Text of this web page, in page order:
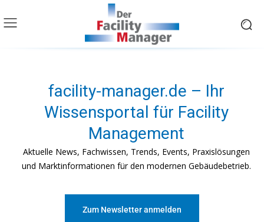
facility-manager.de – Ihr
Wissensportal für Facility
Management
Aktuelle News, Fachwissen, Trends, Events, Praxislösungen
und Marktinformationen für den modernen Gebäudebetrieb.
Zum Newsletter anmelden